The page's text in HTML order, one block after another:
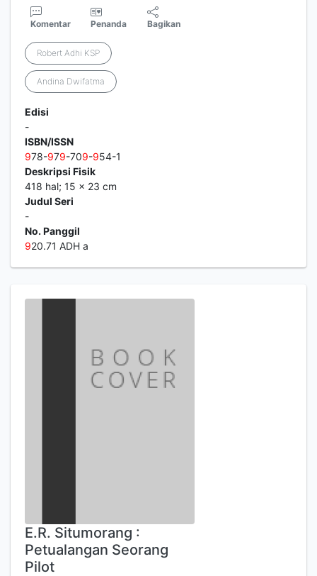
Komentar Penanda Bagikan
Robert Adhi KSP
Andina Dwifatma
Edisi
-
ISBN/ISSN
978-979-709-954-1
Deskripsi Fisik
418 hal; 15 x 23 cm
Judul Seri
-
No. Panggil
920.71 ADH a
E.R. Situmorang :
Petualangan Seorang
Pilot